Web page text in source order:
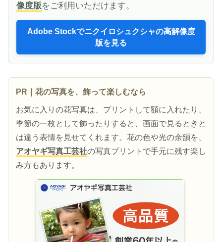
像度版をご利用いただけます。
Adobe Stockでニクイロシュクシャの高解像度
版を見る
PR｜花の写真を、飾って楽しむなら
お気に入りの花写真は、プリントして額に入れたり、
季節の一枚として飾ったりすると、画面で見るときと
は違う表情を見せてくれます。花の色や光の余韻を、
アオヤギ写真工芸社の写真プリントで手元に残す楽し
み方もあります。